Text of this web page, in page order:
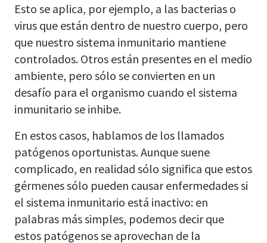
Esto se aplica, por ejemplo, a las bacterias o
virus que están dentro de nuestro cuerpo, pero
que nuestro sistema inmunitario mantiene
controlados. Otros están presentes en el medio
ambiente, pero sólo se convierten en un
desafío para el organismo cuando el sistema
inmunitario se inhibe.
En estos casos, hablamos de los llamados
patógenos oportunistas. Aunque suene
complicado, en realidad sólo significa que estos
gérmenes sólo pueden causar enfermedades si
el sistema inmunitario está inactivo: en
palabras más simples, podemos decir que
estos patógenos se aprovechan de la